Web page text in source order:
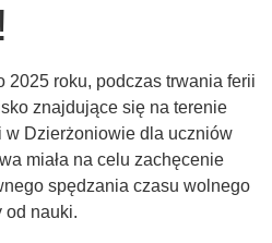
2025 roku, podczas trwania ferii
znajdujące się na terenie
w Dzierżoniowie dla uczniów
miała na celu zachęcenie
spędzania czasu wolnego
od nauki.